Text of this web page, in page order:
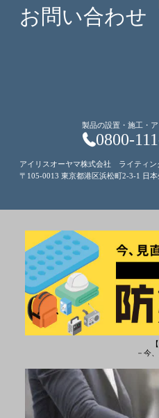
お問い合わせ
製品の設置・施工・
0800-
アイリスオーヤマ株式会社 ライティン
〒105-0013 東京都港区浜松町2-3-1 日
－今